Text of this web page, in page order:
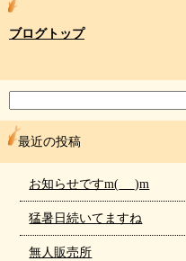
ブログトップ
最近の投稿
お知らせですm(_ _)m
猛暑日続いてますね
無人販売所